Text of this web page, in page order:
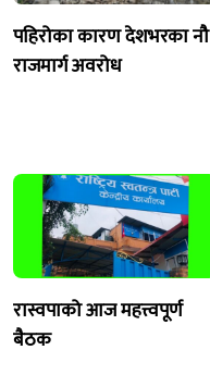
पहिरोका कारण देशभरका नौ
राजमार्ग अवरोध
रास्वपाको आज महत्त्वपूर्ण
बैठक